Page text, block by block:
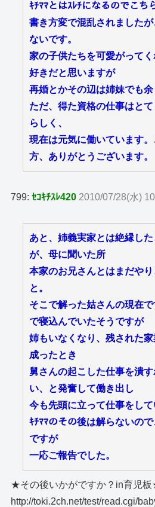
ｷﾁﾏﾏとはｽﾚﾁになるのでこち
書き方変で混乱されました
ないです。
家の子供たちを可愛がって
好きだと思いますが
再婚とかその辺は姉妹でも余
ただ、得た資格の仕事はと
らしく、
現在は元気に働いています
方、ありがとうございます。
799:ｾｺｷﾁｽﾚ420 2010/07/28(水)
あと、姉義実家とは絶縁し
が、母に聞いた所
本家のお兄さんとはまだや
と。
そこで解った姑さんの現在
で寝込んでいたそうですが
姉もいなくなり、残された
成ったとき
舅さんの起こした仕事を潰
い、と発奮して働き出し
今も先頭に立って仕事をして
ｷﾁﾏﾏのその後は解らないの
ですが
一応ご報告でした。
★その後いかがですか？in育児
http://toki.2ch.net/test/read.cgi/